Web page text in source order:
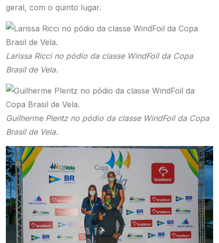
geral, com o quinto lugar.
Larissa Ricci no pódio da classe WindFoil da Copa
Brasil de Vela.
Guilherme Plentz no pódio da classe WindFoil da Copa
Brasil de Vela.